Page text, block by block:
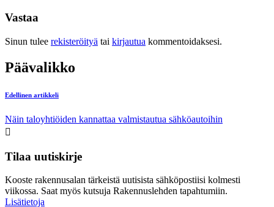
Vastaa
Sinun tulee rekisteröityä tai kirjautua kommentoidaksesi.
Päävalikko
Edellinen artikkeli
Näin taloyhtiöiden kannattaa valmistautua sähköautoihin
Tilaa uutiskirje
Kooste rakennusalan tärkeistä uutisista sähköpostiisi kolmesti
viikossa. Saat myös kutsuja Rakennuslehden tapahtumiin.
Lisätietoja